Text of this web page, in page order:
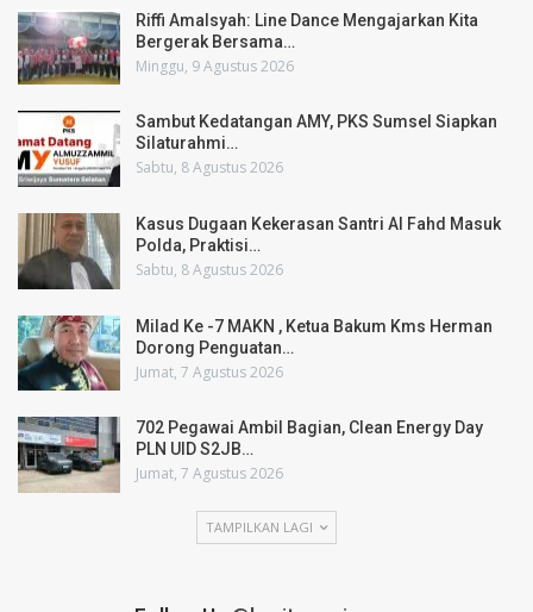
Riffi Amalsyah: Line Dance Mengajarkan Kita
Bergerak Bersama…
Minggu, 9 Agustus 2026
Sambut Kedatangan AMY, PKS Sumsel Siapkan
Silaturahmi…
Sabtu, 8 Agustus 2026
Kasus Dugaan Kekerasan Santri Al Fahd Masuk
Polda, Praktisi…
Sabtu, 8 Agustus 2026
Milad Ke -7 MAKN , Ketua Bakum Kms Herman
Dorong Penguatan…
Jumat, 7 Agustus 2026
702 Pegawai Ambil Bagian, Clean Energy Day
PLN UID S2JB…
Jumat, 7 Agustus 2026
TAMPILKAN LAGI